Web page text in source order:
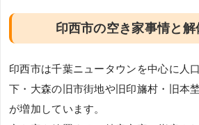
印西市の空き家事情と
印西市は千葉ニュータウンを中心に人
下・大森の旧市街地や旧印旛村・旧本
が増加しています。